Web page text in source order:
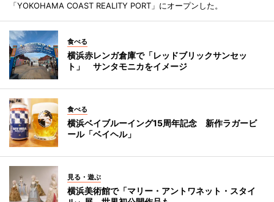
「YOKOHAMA COAST REALITY PORT」にオープンした。
食べる
横浜赤レンガ倉庫で「レッドブリックサンセッ
ト」 サンタモニカをイメージ
食べる
横浜ベイブルーイング15周年記念 新作ラガービ
ール「ベイヘル」
見る・遊ぶ
横浜美術館で「マリー・アントワネット・スタイ